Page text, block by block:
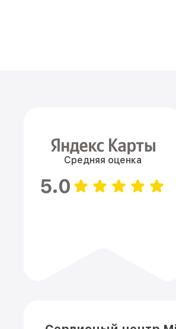
Средняя оценка
5.0